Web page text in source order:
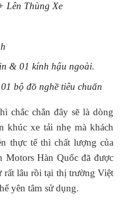
Lên Thùng Xe
& 01 kính hậu ngoài.
bộ đồ nghề tiêu chuẩn
chắc chắn đây sẽ là dòng
khúc xe tải nhẹ mà khách
thực tế thì chất lượng của
Motors Hàn Quốc đã được
rất lâu rồi tại thị trường Việt
yên tâm sử dụng.